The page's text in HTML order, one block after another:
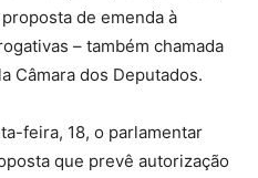
de emenda à
– também chamada
Câmara dos Deputados.
feira, 18, o parlamentar
que prevê autorização